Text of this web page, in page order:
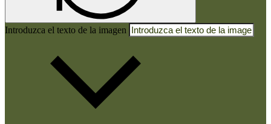
Introduzca el texto de la imagen